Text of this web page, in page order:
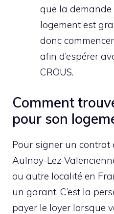
que la demande
logement est
donc
afin d’espérer
CROUS.
Comment
pour son
Pour signer un contrat
Aulnoy-Lez-
ou autre localité en
un garant. C’est la
payer le loyer lorsque